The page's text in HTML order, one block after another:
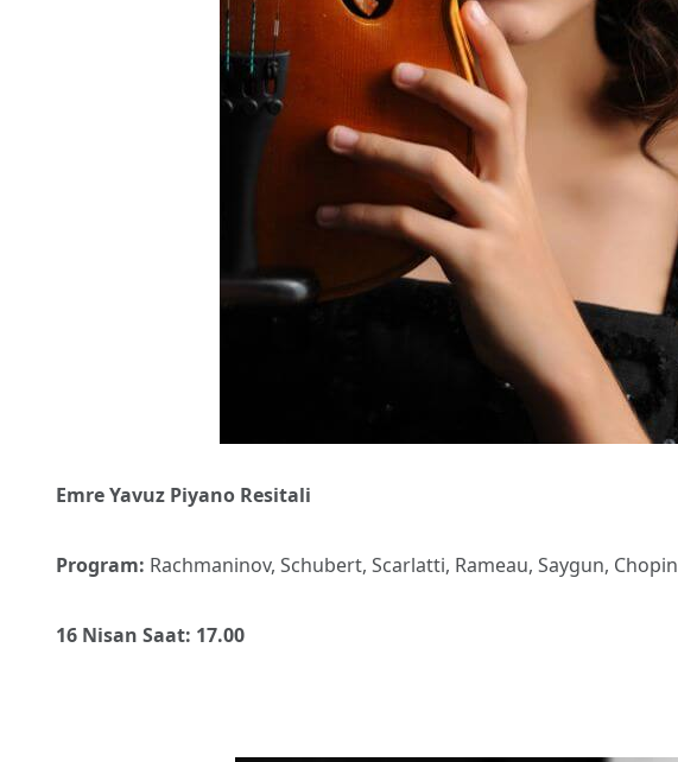
Emre Yavuz Piyano Resitali
Program: Rachmaninov, Schubert, Scarlatti, Rameau, Saygun, Chopin
16 Nisan Saat: 17.00